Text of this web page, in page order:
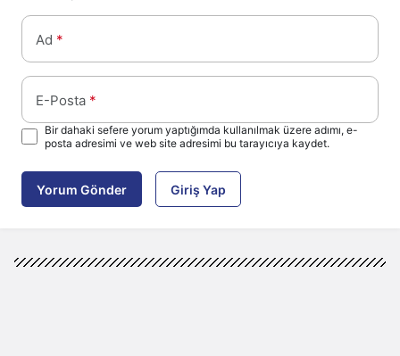
Ad *
E-Posta *
Bir dahaki sefere yorum yaptığımda kullanılmak üzere adımı, e-
posta adresimi ve web site adresimi bu tarayıcıya kaydet.
Yorum Gönder Giriş Yap